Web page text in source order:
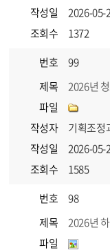
작성일
2026-05-
조회수
1372
번호
99
제목
2026년
파일
작성자
기획조정
작성일
2026-05-
조회수
1585
번호
98
제목
2026년
파일